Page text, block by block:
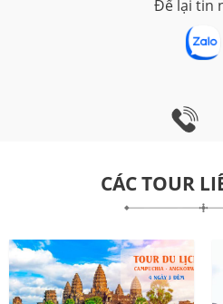
Để lại tin
CÁC TOUR